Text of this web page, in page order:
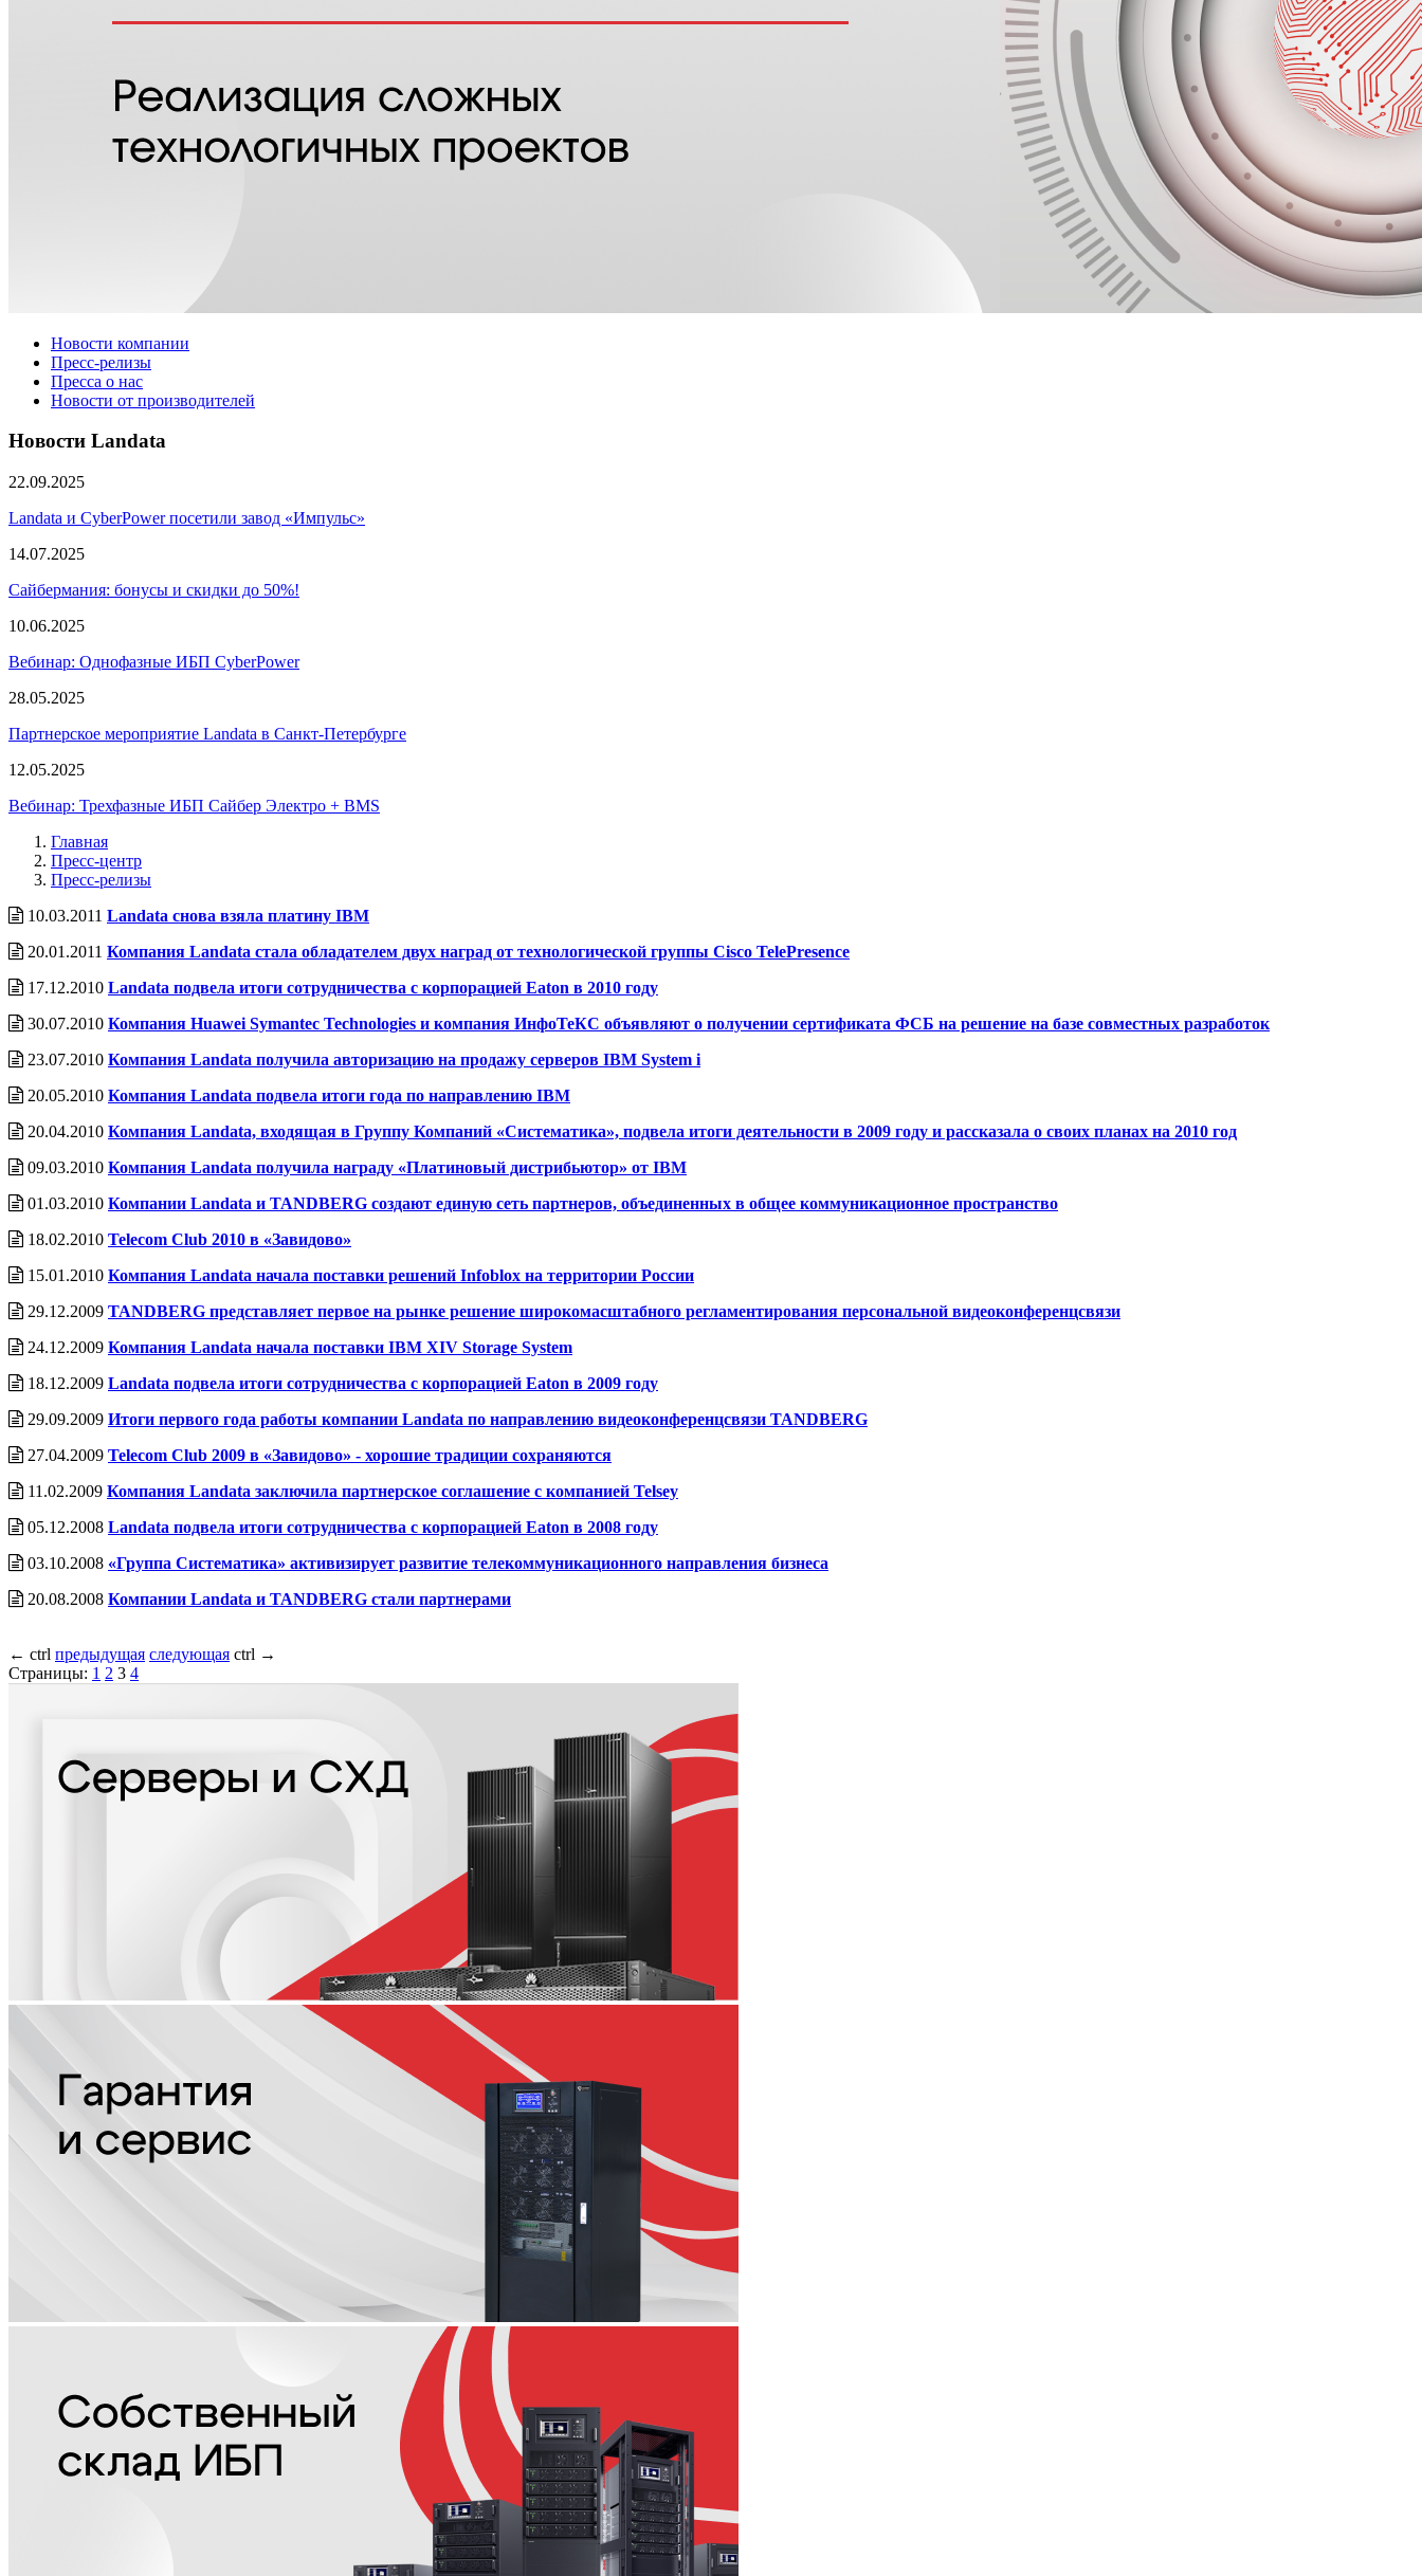
Новости компании
Пресс-релизы
Пресса о нас
Новости от производителей
Новости Landata
22.09.2025
Landata и CyberPower посетили завод «Импульс»
14.07.2025
Сайбермания: бонусы и скидки до 50%!
10.06.2025
Вебинар: Однофазные ИБП CyberPower
28.05.2025
Партнерское мероприятие Landata в Санкт-Петербурге
12.05.2025
Вебинар: Трехфазные ИБП Сайбер Электро + BMS
Главная
Пресс-центр
Пресс-релизы
10.03.2011 Landata снова взяла платину IBM
20.01.2011 Компания Landata стала обладателем двух наград от технологической группы Cisco TelePresence
17.12.2010 Landata подвела итоги сотрудничества с корпорацией Eaton в 2010 году
30.07.2010 Компания Huawei Symantec Technologies и компания ИнфоТеКС объявляют о получении сертификата ФСБ на решение на базе совместных разработок
23.07.2010 Компания Landata получила авторизацию на продажу серверов IBM System i
20.05.2010 Компания Landata подвела итоги года по направлению IBM
20.04.2010 Компания Landata, входящая в Группу Компаний «Систематика», подвела итоги деятельности в 2009 году и рассказала о своих планах на 2010 год
09.03.2010 Компания Landata получила награду «Платиновый дистрибьютор» от IBM
01.03.2010 Компании Landata и TANDBERG создают единую сеть партнеров, объединенных в общее коммуникационное пространство
18.02.2010 Telecom Club 2010 в «Завидово»
15.01.2010 Компания Landata начала поставки решений Infoblox на территории России
29.12.2009 TANDBERG представляет первое на рынке решение широкомасштабного регламентирования персональной видеоконференцсвязи
24.12.2009 Компания Landata начала поставки IBM XIV Storage System
18.12.2009 Landata подвела итоги сотрудничества с корпорацией Eaton в 2009 году
29.09.2009 Итоги первого года работы компании Landata по направлению видеоконференцсвязи TANDBERG
27.04.2009 Telecom Club 2009 в «Завидово» - хорошие традиции сохраняются
11.02.2009 Компания Landata заключила партнерское соглашение с компанией Telsey
05.12.2008 Landata подвела итоги сотрудничества с корпорацией Eaton в 2008 году
03.10.2008 «Группа Систематика» активизирует развитие телекоммуникационного направления бизнеса
20.08.2008 Компании Landata и TANDBERG стали партнерами
← ctrl предыдущая следующая ctrl →
Страницы: 1 2 3 4